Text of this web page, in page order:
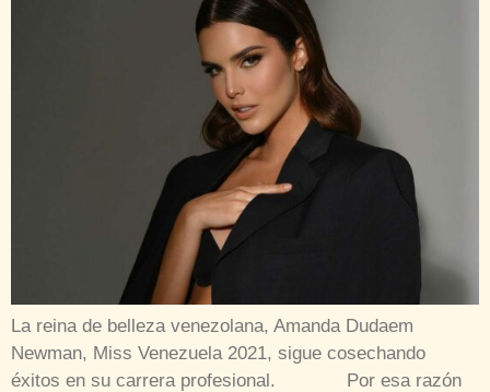
La reina de belleza venezolana, Amanda Dudaem
Newman, Miss Venezuela 2021, sigue cosechando
éxitos en su carrera profesional. Por esa razón